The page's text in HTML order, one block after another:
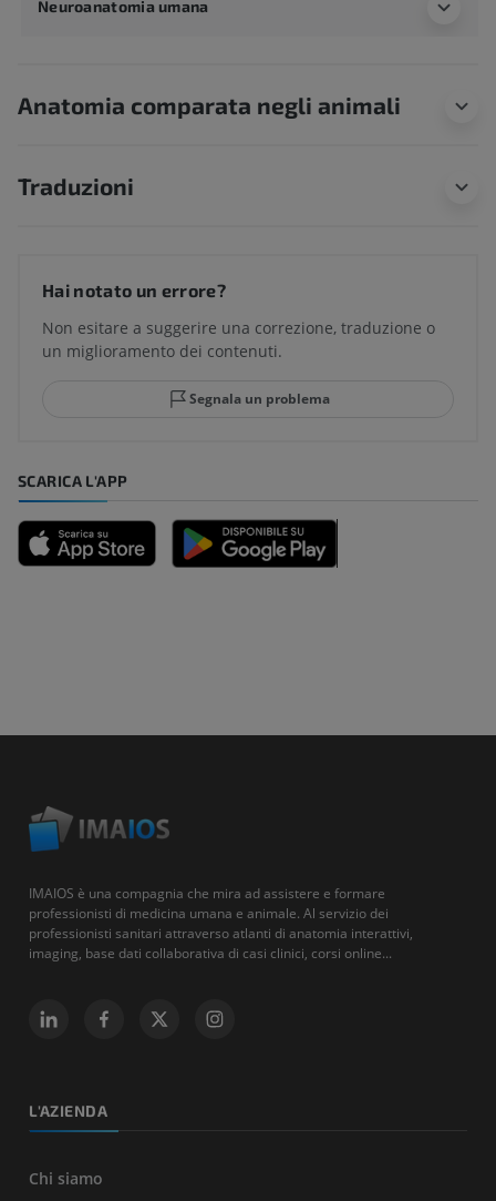
Neuroanatomia umana
Anatomia comparata negli animali
Traduzioni
Hai notato un errore?
Non esitare a suggerire una correzione, traduzione o
un miglioramento dei contenuti.
Segnala un problema
SCARICA L'APP
IMAIOS è una compagnia che mira ad assistere e formare
professionisti di medicina umana e animale. Al servizio dei
professionisti sanitari attraverso atlanti di anatomia interattivi,
imaging, base dati collaborativa di casi clinici, corsi online...
L'AZIENDA
Chi siamo